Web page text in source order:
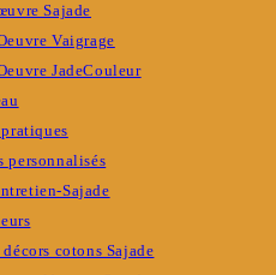
Sajade
Vaigrage
JadeCouleur
personnalisés
Sajade
cotons Sajade